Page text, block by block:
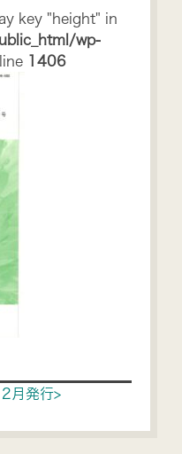
key "height" in
wp-
1406
月発行>